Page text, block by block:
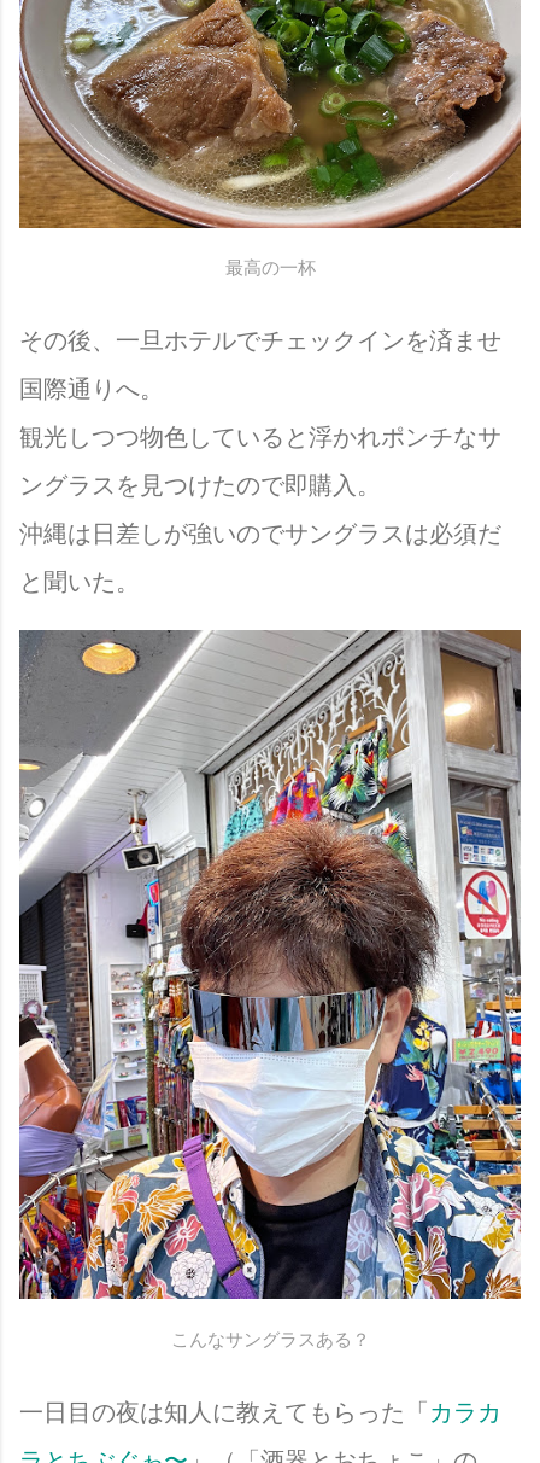
最高の一杯
その後、一旦ホテルでチェックインを済ませ
国際通りへ。
観光しつつ物色していると浮かれポンチなサ
ングラスを見つけたので即購入。
沖縄は日差しが強いのでサングラスは必須だ
と聞いた。
こんなサングラスある？
一日目の夜は知人に教えてもらった「カラカ